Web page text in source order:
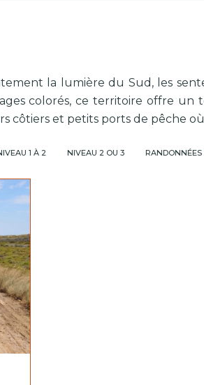
la lumière du Sud, les
colorés, ce territoire offre
côtiers et petits ports de pêche
1 À 2 NIVEAU 2 OU 3 RANDONNÉES